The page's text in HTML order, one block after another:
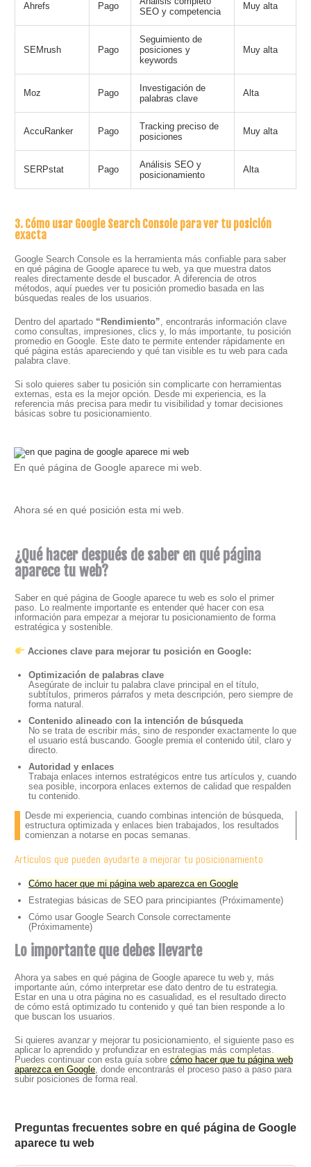
Ahrefs Pago
SEO y competencia
Muy alta
SEMrush Pago
Seguimiento de
posiciones y
keywords
Muy alta
Moz Pago
Investigación de
palabras clave
Alta
AccuRanker Pago
Tracking preciso de
posiciones
Muy alta
SERPstat Pago
Análisis SEO y
posicionamiento
Alta
3. Cómo usar Google Search Console para ver tu posición
exacta
Google Search Console es la herramienta más confiable para saber
en qué página de Google aparece tu web, ya que muestra datos
reales directamente desde el buscador. A diferencia de otros
métodos, aquí puedes ver tu posición promedio basada en las
búsquedas reales de los usuarios.
Dentro del apartado “Rendimiento”, encontrarás información clave
como consultas, impresiones, clics y, lo más importante, tu posición
promedio en Google. Este dato te permite entender rápidamente en
qué página estás apareciendo y qué tan visible es tu web para cada
palabra clave.
Si solo quieres saber tu posición sin complicarte con herramientas
externas, esta es la mejor opción. Desde mi experiencia, es la
referencia más precisa para medir tu visibilidad y tomar decisiones
básicas sobre tu posicionamiento.
En qué página de Google aparece mi web.
Ahora sé en qué posición esta mi web.
¿Qué hacer después de saber en qué página
aparece tu web?
Saber en qué página de Google aparece tu web es solo el primer
paso. Lo realmente importante es entender qué hacer con esa
información para empezar a mejorar tu posicionamiento de forma
estratégica y sostenible.
Acciones clave para mejorar tu posición en Google:
Optimización de palabras clave
Asegúrate de incluir tu palabra clave principal en el título,
subtítulos, primeros párrafos y meta descripción, pero siempre de
forma natural.
Contenido alineado con la intención de búsqueda
No se trata de escribir más, sino de responder exactamente lo que
el usuario está buscando. Google premia el contenido útil, claro y
directo.
Autoridad y enlaces
Trabaja enlaces internos estratégicos entre tus artículos y, cuando
sea posible, incorpora enlaces externos de calidad que respalden
tu contenido.
Desde mi experiencia, cuando combinas intención de búsqueda,
estructura optimizada y enlaces bien trabajados, los resultados
comienzan a notarse en pocas semanas.
Artículos que pueden ayudarte a mejorar tu posicionamiento
Cómo hacer que mi página web aparezca en Google
Estrategias básicas de SEO para principiantes (Próximamente)
Cómo usar Google Search Console correctamente
(Próximamente)
Lo importante que debes llevarte
Ahora ya sabes en qué página de Google aparece tu web y, más
importante aún, cómo interpretar ese dato dentro de tu estrategia.
Estar en una u otra página no es casualidad, es el resultado directo
de cómo está optimizado tu contenido y qué tan bien responde a lo
que buscan los usuarios.
Si quieres avanzar y mejorar tu posicionamiento, el siguiente paso es
aplicar lo aprendido y profundizar en estrategias más completas.
Puedes continuar con esta guía sobre cómo hacer que tu página web
aparezca en Google , donde encontrarás el proceso paso a paso para
subir posiciones de forma real.
Preguntas frecuentes sobre en qué página de Google
aparece tu web